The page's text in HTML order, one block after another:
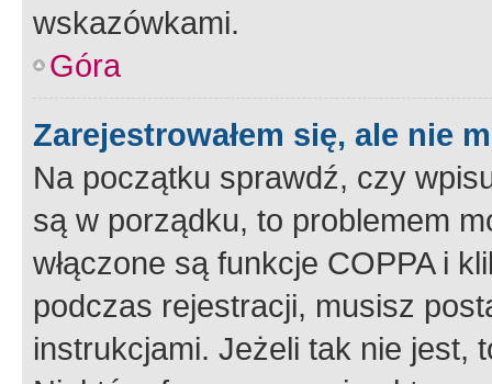
wskazówkami.
Góra
Zarejestrowałem się, ale nie
Na początku sprawdź, czy
są w porządku, to problemem
włączone są funkcje COPPA i
podczas rejestracji, musisz
instrukcjami. Jeżeli tak nie jest,